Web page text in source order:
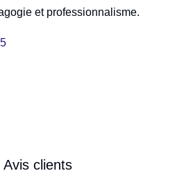
et professionnalisme.
Avis clients